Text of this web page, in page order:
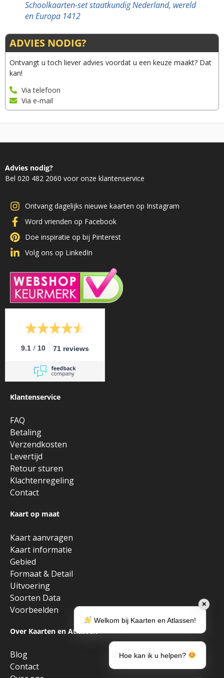
Schoolkaarten-set staatkundig Nederland, wereld
en Europa 1412
ADVIES NODIG?
Ontvangt u toch liever advies voordat u een keuze maakt? Dat
kan!
Via telefoon
Via e-mail
Advies nodig?
Bel 020 482 2060 voor onze klantenservice
Ontvang dagelijks nieuwe kaarten op Instagram
Word vrienden op Facebook
Doe inspiratie op bij Pinterest
Volg ons op LinkedIn
9.1 / 10 71 reviews
Klantenservice
FAQ
Betaling
Verzendkosten
Levertijd
Retour sturen
Klachtenregeling
Contact
Kaart op maat
Kaart aanvragen
Kaart informatie
Gebied
Formaat & Detail
Uitvoering
Soorten Data
Voorbeelden
Over Kaarten en Atlassen
Blog
Contact
✕
Welkom bij Kaarten en Atlassen!
Hoe kan ik u helpen?